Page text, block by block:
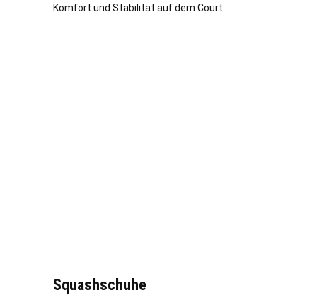
Komfort und Stabilität auf dem Court.
Squashschuhe